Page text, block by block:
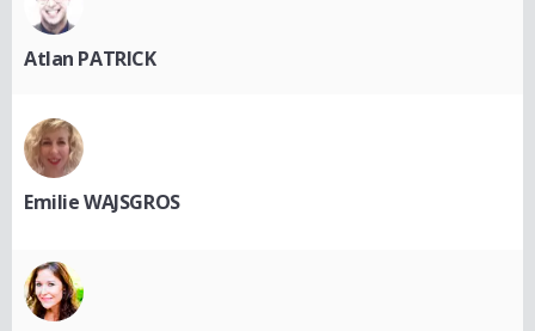
Atlan PATRICK
Emilie WAJSGROS